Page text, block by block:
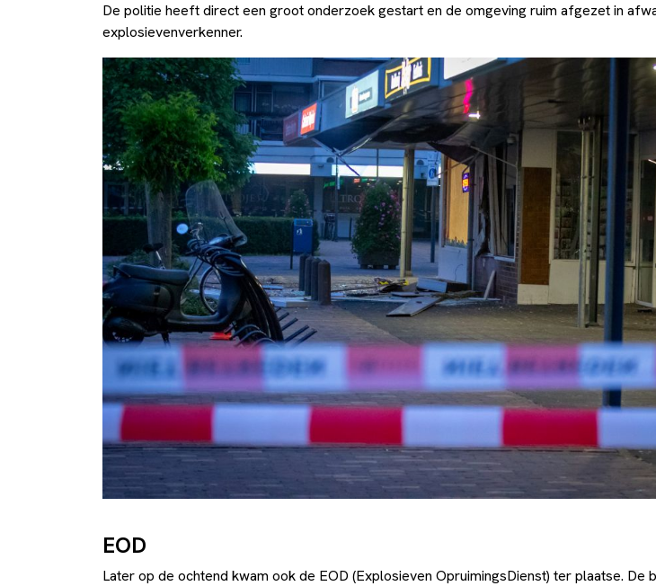
De politie heeft direct een groot onderzoek gestart en de omgeving ruim afgezet in
explosievenverkenner.
EOD
Later op de ochtend kwam ook de EOD (Explosieven OpruimingsDienst) ter plaatse. De